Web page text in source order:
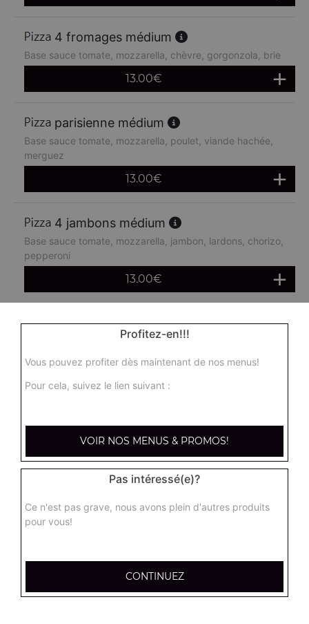
4 fromages médium
Base sauce tomate, mozzarella, chèvre, gorgonzola, brie
13.00€
parisienne médium
Base sauce tomate, mozzarella, poulet, viande hachée,
merguez
13.00€
4 jambons médium
Base sauce tomate, mozzarella, jambon, lardons, chorizo,
pepperoni
13.00€
boursin médium
Base sauce tomate, mozzarella, viande hachée, oeuf
13.00€
Base sauce tomate, mozzarella, viande kébab, tomate
fraîches, oignons
13.00€
hannibale médium
Base sauce tomate, boeuf, jambon, poulet, merguez
supreme sucuk médium
Profitez-en!!!
Vous pouvez profiter dès maintenant de nos menus!
Pour cela, suivez le lien suivant :
VOIR NOS MENUS & PROMOS!
Pas intéressé(e)?
Ce n'est pas grave, nous avons plein d'autres produits
pour vous!
CONTINUEZ